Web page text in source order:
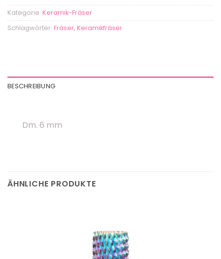
Kategorie: Keramik-Fräser
Schlagwörter: Fräser, Keramikfräser
BESCHREIBUNG
Dm. 6 mm
ÄHNLICHE PRODUKTE